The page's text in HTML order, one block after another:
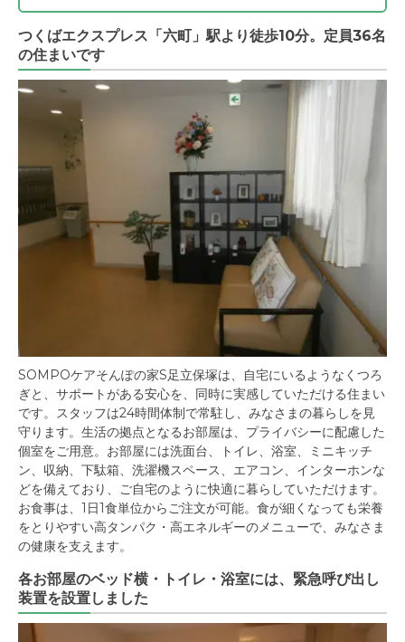
つくばエクスプレス「六町」駅より徒歩10分。定員36名
の住まいです
SOMPOケアそんぽの家S足立保塚は、自宅にいるようなくつろ
ぎと、サポートがある安心を、同時に実感していただける住まい
です。スタッフは24時間体制で常駐し、みなさまの暮らしを見
守ります。生活の拠点となるお部屋は、プライバシーに配慮した
個室をご用意。お部屋には洗面台、トイレ、浴室、ミニキッチ
ン、収納、下駄箱、洗濯機スペース、エアコン、インターホンな
どを備えており、ご自宅のように快適に暮らしていただけます。
お食事は、1日1食単位からご注文が可能。食が細くなっても栄養
をとりやすい高タンパク・高エネルギーのメニューで、みなさま
の健康を支えます。
各お部屋のベッド横・トイレ・浴室には、緊急呼び出し
装置を設置しました